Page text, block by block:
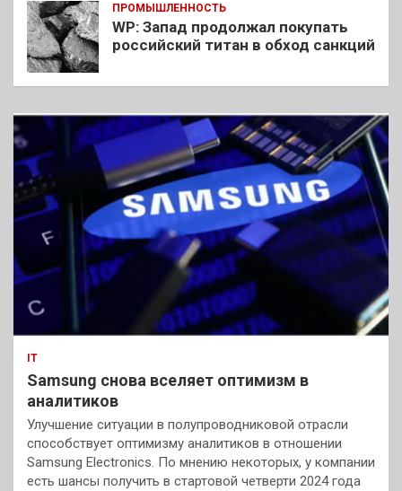
ПРОМЫШЛЕННОСТЬ
WP: Запад продолжал покупать
российский титан в обход санкций
IT
Samsung снова вселяет оптимизм в
аналитиков
Улучшение ситуации в полупроводниковой отрасли
способствует оптимизму аналитиков в отношении
Samsung Electronics. По мнению некоторых, у компании
есть шансы получить в стартовой четверти 2024 года